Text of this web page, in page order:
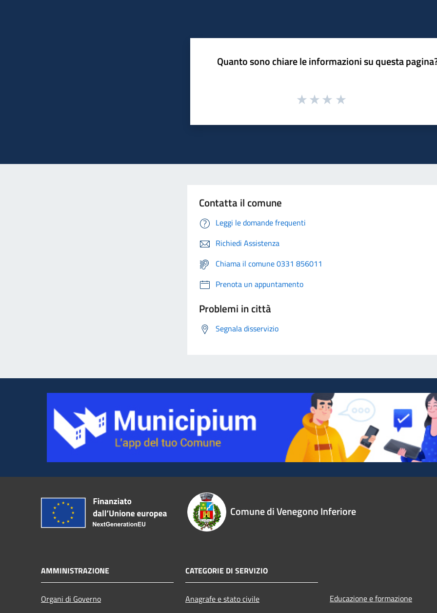
Quanto sono chiare le informazioni su questa
Contatta il comune
Leggi le domande frequenti
Richiedi Assistenza
Chiama il comune 0331 856011
Prenota un appuntamento
Problemi in città
Segnala disservizio
Comune di Venegono Inferiore
AMMINISTRAZIONE
Organi di Governo
CATEGORIE DI SERVIZIO
Anagrafe e stato civile
Educazione e formazione